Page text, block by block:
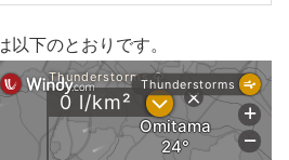
以下のとおりです。